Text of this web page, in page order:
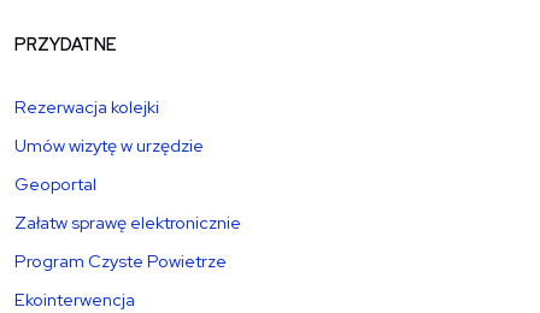
PRZYDATNE
Rezerwacja kolejki
Umów wizytę w urzędzie
Geoportal
Załatw sprawę elektronicznie
Program Czyste Powietrze
Ekointerwencja